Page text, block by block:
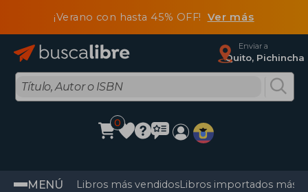
¡Verano con hasta 45% OFF! Ver más
Enviar a
Quito, Pichincha
0
MENÚ Libros más vendidosLibros importados más